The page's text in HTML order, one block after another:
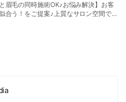
と眉毛の同時施術OK♪お悩み解決】お客
合う！をご提案♪上質なサロン空間でゆ